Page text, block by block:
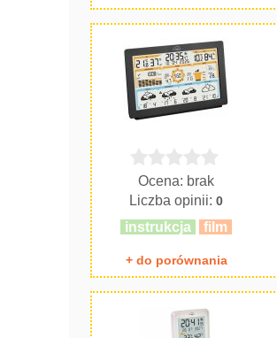
Ocena: brak
Liczba opinii:0
instrukcja film
+ do porównania